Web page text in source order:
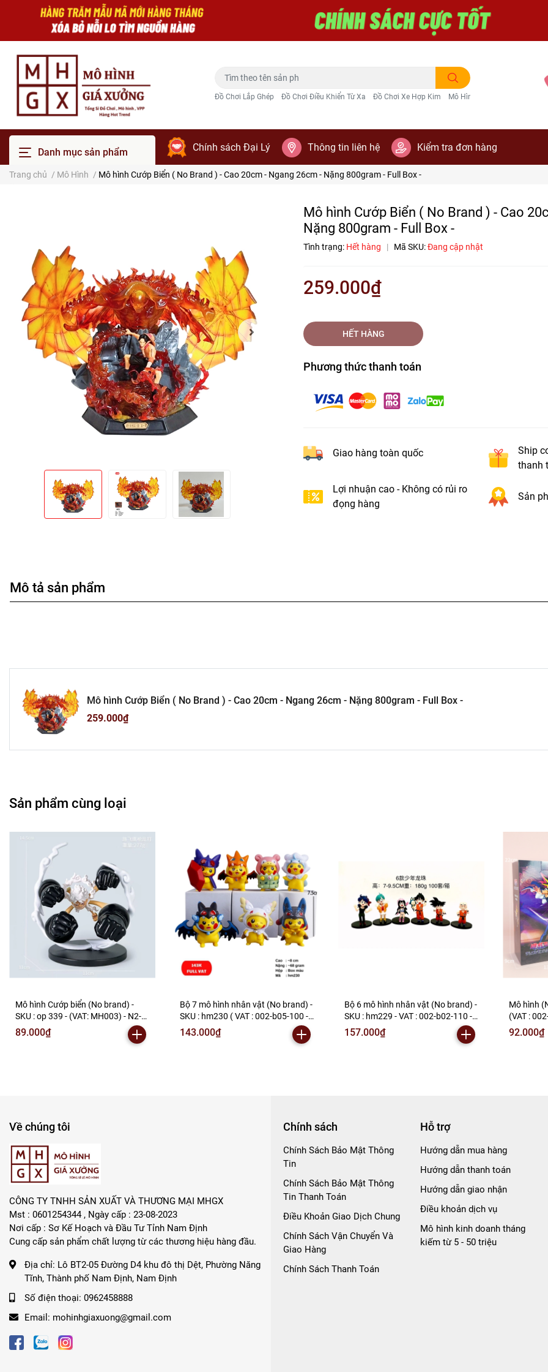
Đồ Chơi Lắp Ghép Đồ Chơi Điều Khiển Từ Xa Đồ Chơi Xe Hợp Kim Mô Hình Trang Trí
Danh mục sản phẩm Chính sách Đại Lý Thông tin liên hệ Kiểm tra đơn hàng
Trang chủ / Mô Hình / Mô hình Cướp Biển ( No Brand ) - Cao 20cm - Ngang 26cm - Nặng 800gram - Full Box -
Mô hình Cướp Biển ( No Brand ) - Cao
Nặng 800gram - Full Box -
Tình trạng: Hết hàng | Mã SKU:Đang cập nhật
259.000₫
HẾT HÀNG
Phương thức thanh toán
Giao hàng toàn quốc
Ship
thanh
Lợi nhuận cao - Không có rủi ro
đọng hàng
Sản
Mô tả sản phẩm
Mô hình Cướp Biển ( No Brand ) - Cao 20cm - Ngang 26cm - Nặng 800gram - Full Box -
259.000₫
Sản phẩm cùng loại
Mô hình Cướp biển (No brand) -
SKU : op 339 - (VAT: MH003) - N2-
F1-S19
89.000₫
Bộ 7 mô hình nhân vật (No brand) -
SKU : hm230 ( VAT : 002-b05-100 -
N2-B1-S3
143.000₫
Bộ 6 mô hình nhân vật (No brand) -
SKU : hm229 - VAT : 002-b02-110 -
N2-B1-S9
157.000₫
Mô hình
(VAT :
92.000₫
Về chúng tôi
CÔNG TY TNHH SẢN XUẤT VÀ THƯƠNG MẠI MHGX
Mst : 0601254344 , Ngày cấp : 23-08-2023
Nơi cấp : Sơ Kế Hoạch và Đầu Tư Tỉnh Nam Định
Cung cấp sản phẩm chất lượng từ các thương hiệu hàng đầu.
Địa chỉ: Lô BT2-05 Đường D4 khu đô thị Dệt, Phường Năng
Tĩnh, Thành phố Nam Định, Nam Định
Số điện thoại: 0962458888
Email: mohinhgiaxuong@gmail.com
Chính sách
Chính Sách Bảo Mật Thông
Tin
Chính Sách Bảo Mật Thông
Tin Thanh Toán
Điều Khoản Giao Dịch Chung
Chính Sách Vận Chuyển Và
Giao Hàng
Chính Sách Thanh Toán
Hỗ trợ
Hướng dẫn mua hàng
Hướng dẫn thanh toán
Hướng dẫn giao nhận
Điều khoản dịch vụ
Mô hình kinh doanh tháng
kiếm từ 5 - 50 triệu